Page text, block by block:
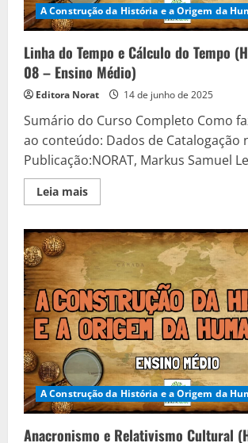
A Construção da História e a Origem da
Linha do Tempo e Cálculo do Tempo
08 – Ensino Médio)
Editora Norat 14 de junho de 2025
Sumário do Curso Completo Como
ao conteúdo: Dados de Catalogação
Publicação:NORAT, Markus Samuel
Leia maisRead
more
do
Tempo
Cálculo
do
Tempo
(História
–
Aula
08
–
Ensino
Médio)
A Construção da História e a Origem da
Anacronismo e Relativismo Cultural